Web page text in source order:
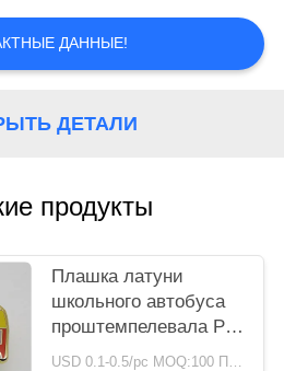
ДАННЫЕ!
ДЕТАЛИ
продукты
Плашка латуни
школьного автобуса
проштемпелевала Pin
эмали 1/2» трудный USD 0.1-0.5/pc MOQ:100 ПК в дизайн